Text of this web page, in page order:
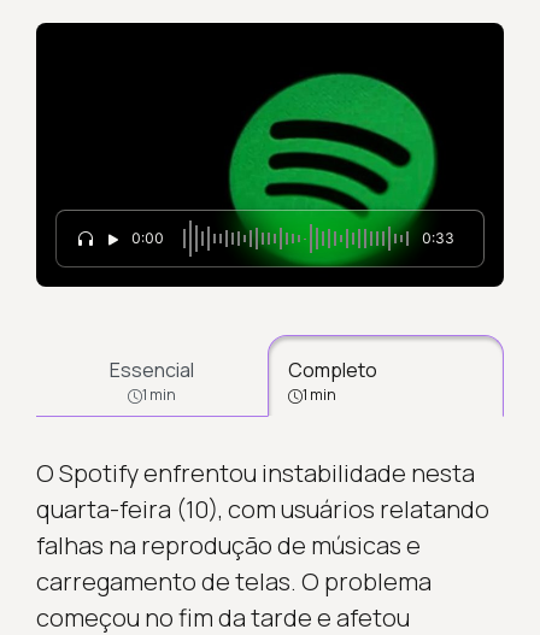
0:00 0:33
Essencial
1 min
Completo
1 min
O Spotify enfrentou instabilidade nesta
quarta-feira (10), com usuários relatando
falhas na reprodução de músicas e
carregamento de telas. O problema
começou no fim da tarde e afetou